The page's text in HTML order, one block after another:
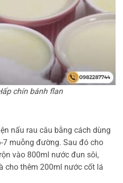
chín bánh flan
nấu rau câu bằng cách dùng
7 muỗng đường. Sau đó cho
vào 800ml nước đun sôi,
cho thêm 200ml nước cốt lá